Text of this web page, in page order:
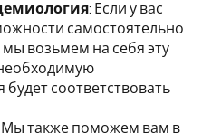
: Если у вас
самостоятельно
мы возьмем на себя эту
соответствовать
Мы также поможем вам в